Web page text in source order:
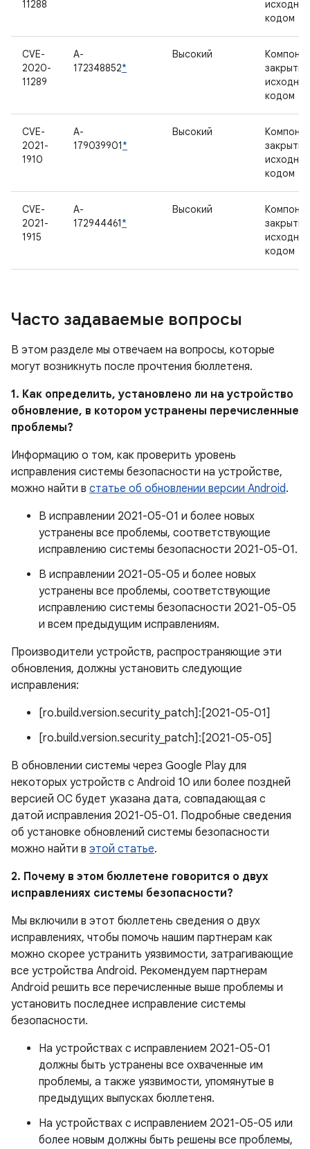
11288
кодом
CVE-
2020-
11289
A-
172348852*
Высокий
закрытым
кодом
CVE-
2021-
1910
A-
179039901*
Высокий
закрытым
кодом
CVE-
2021-
1915
A-
172944461*
Высокий
закрытым
кодом
Часто задаваемые вопросы
В этом разделе мы отвечаем на вопросы, которые
могут возникнуть после прочтения бюллетеня.
1. Как определить, установлено ли на устройство
обновление, в котором устранены перечисленные
проблемы?
Информацию о том, как проверить уровень
исправления системы безопасности на устройстве,
можно найти в статье об обновлении версии Android.
В исправлении 2021-05-01 и более новых
устранены все проблемы, соответствующие
исправлению системы безопасности 2021-05-01.
В исправлении 2021-05-05 и более новых
устранены все проблемы, соответствующие
исправлению системы безопасности 2021-05-05
и всем предыдущим исправлениям.
Производители устройств, распространяющие эти
обновления, должны установить следующие
исправления:
[ro.build.version.security_patch]:[2021-05-01]
[ro.build.version.security_patch]:[2021-05-05]
В обновлении системы через Google Play для
некоторых устройств с Android 10 или более поздней
версией ОС будет указана дата, совпадающая с
датой исправления 2021-05-01. Подробные сведения
об установке обновлений системы безопасности
можно найти в этой статье.
2. Почему в этом бюллетене говорится о двух
исправлениях системы безопасности?
Мы включили в этот бюллетень сведения о двух
исправлениях, чтобы помочь нашим партнерам как
можно скорее устранить уязвимости, затрагивающие
все устройства Android. Рекомендуем партнерам
Android решить все перечисленные выше проблемы и
установить последнее исправление системы
безопасности.
На устройствах с исправлением 2021-05-01
должны быть устранены все охваченные им
проблемы, а также уязвимости, упомянутые в
предыдущих выпусках бюллетеня.
На устройствах с исправлением 2021-05-05 или
более новым должны быть решены все проблемы,